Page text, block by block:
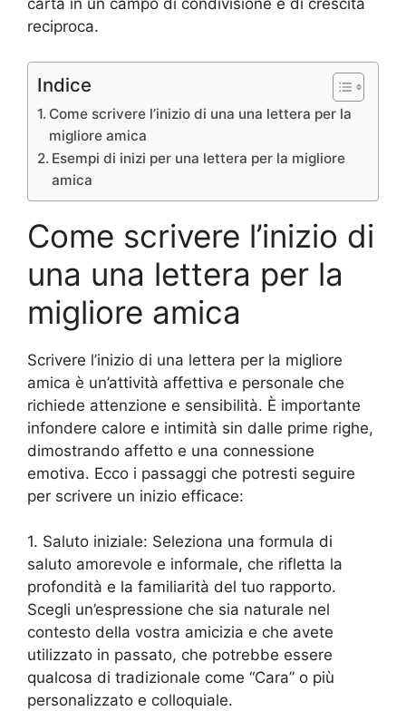
carta in un campo di condivisione e di crescita
reciproca.
Indice
Come scrivere l’inizio di una una lettera per la
migliore amica
Esempi di inizi per una lettera per la migliore
amica
Come scrivere l’inizio di
una una lettera per la
migliore amica
Scrivere l’inizio di una lettera per la migliore
amica è un’attività affettiva e personale che
richiede attenzione e sensibilità. È importante
infondere calore e intimità sin dalle prime righe,
dimostrando affetto e una connessione
emotiva. Ecco i passaggi che potresti seguire
per scrivere un inizio efficace:
1. Saluto iniziale: Seleziona una formula di
saluto amorevole e informale, che rifletta la
profondità e la familiarità del tuo rapporto.
Scegli un’espressione che sia naturale nel
contesto della vostra amicizia e che avete
utilizzato in passato, che potrebbe essere
qualcosa di tradizionale come “Cara” o più
personalizzato e colloquiale.